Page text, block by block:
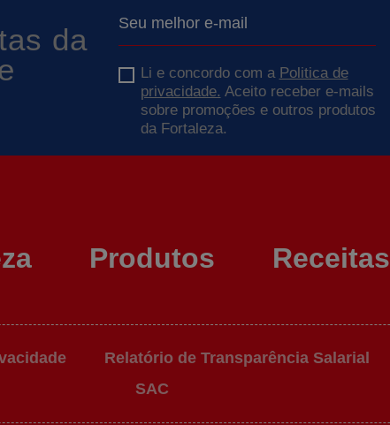
da
Li e concordo com a Politica de
privacidade. Aceito receber e-mails
sobre promoções e outros produtos
da Fortaleza.
Produtos Receitas
Relatório de Transparência Salarial
SAC